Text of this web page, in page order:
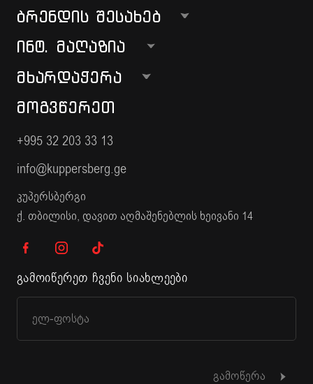
ᲑᲠᲔᲜᲓᲘᲡ ᲨᲔᲡᲐᲮᲔᲑ
ᲘᲜᲢ. ᲛᲐᲦᲐᲖᲘᲐ
ᲛᲮᲐᲠᲓᲐᲭᲔᲠᲐ
ᲛᲝᲒᲕᲬᲔᲠᲔᲗ
+995 32 203 33 13
info@kuppersberg.ge
კუპერსბერგი
ქ. თბილისი, დავით აღმაშენებლის ხეივანი 14
გამოიწერეთ ჩვენი სიახლეები
გამოწერა